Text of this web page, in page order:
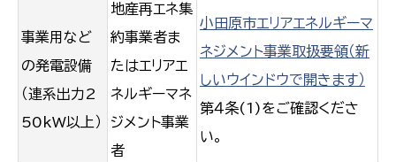
事業用など
の発電設備
（連系出力2
50kW以上）
地産再エネ集
約事業者ま
たはエリアエ
ネルギーマネ
ジメント事業
者
小田原市エリアエネルギーマ
ネジメント事業取扱要領（新
しいウインドウで開きます）
第４条(1)をご確認くださ
い。